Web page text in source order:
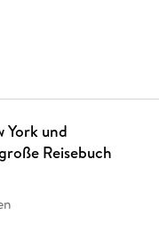
York und
Reisebuch